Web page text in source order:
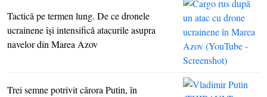
Tactică pe termen lung. De ce dronele
ucrainene îşi intensifică atacurile asupra
navelor din Marea Azov
Trei semne potrivit cărora Putin, în